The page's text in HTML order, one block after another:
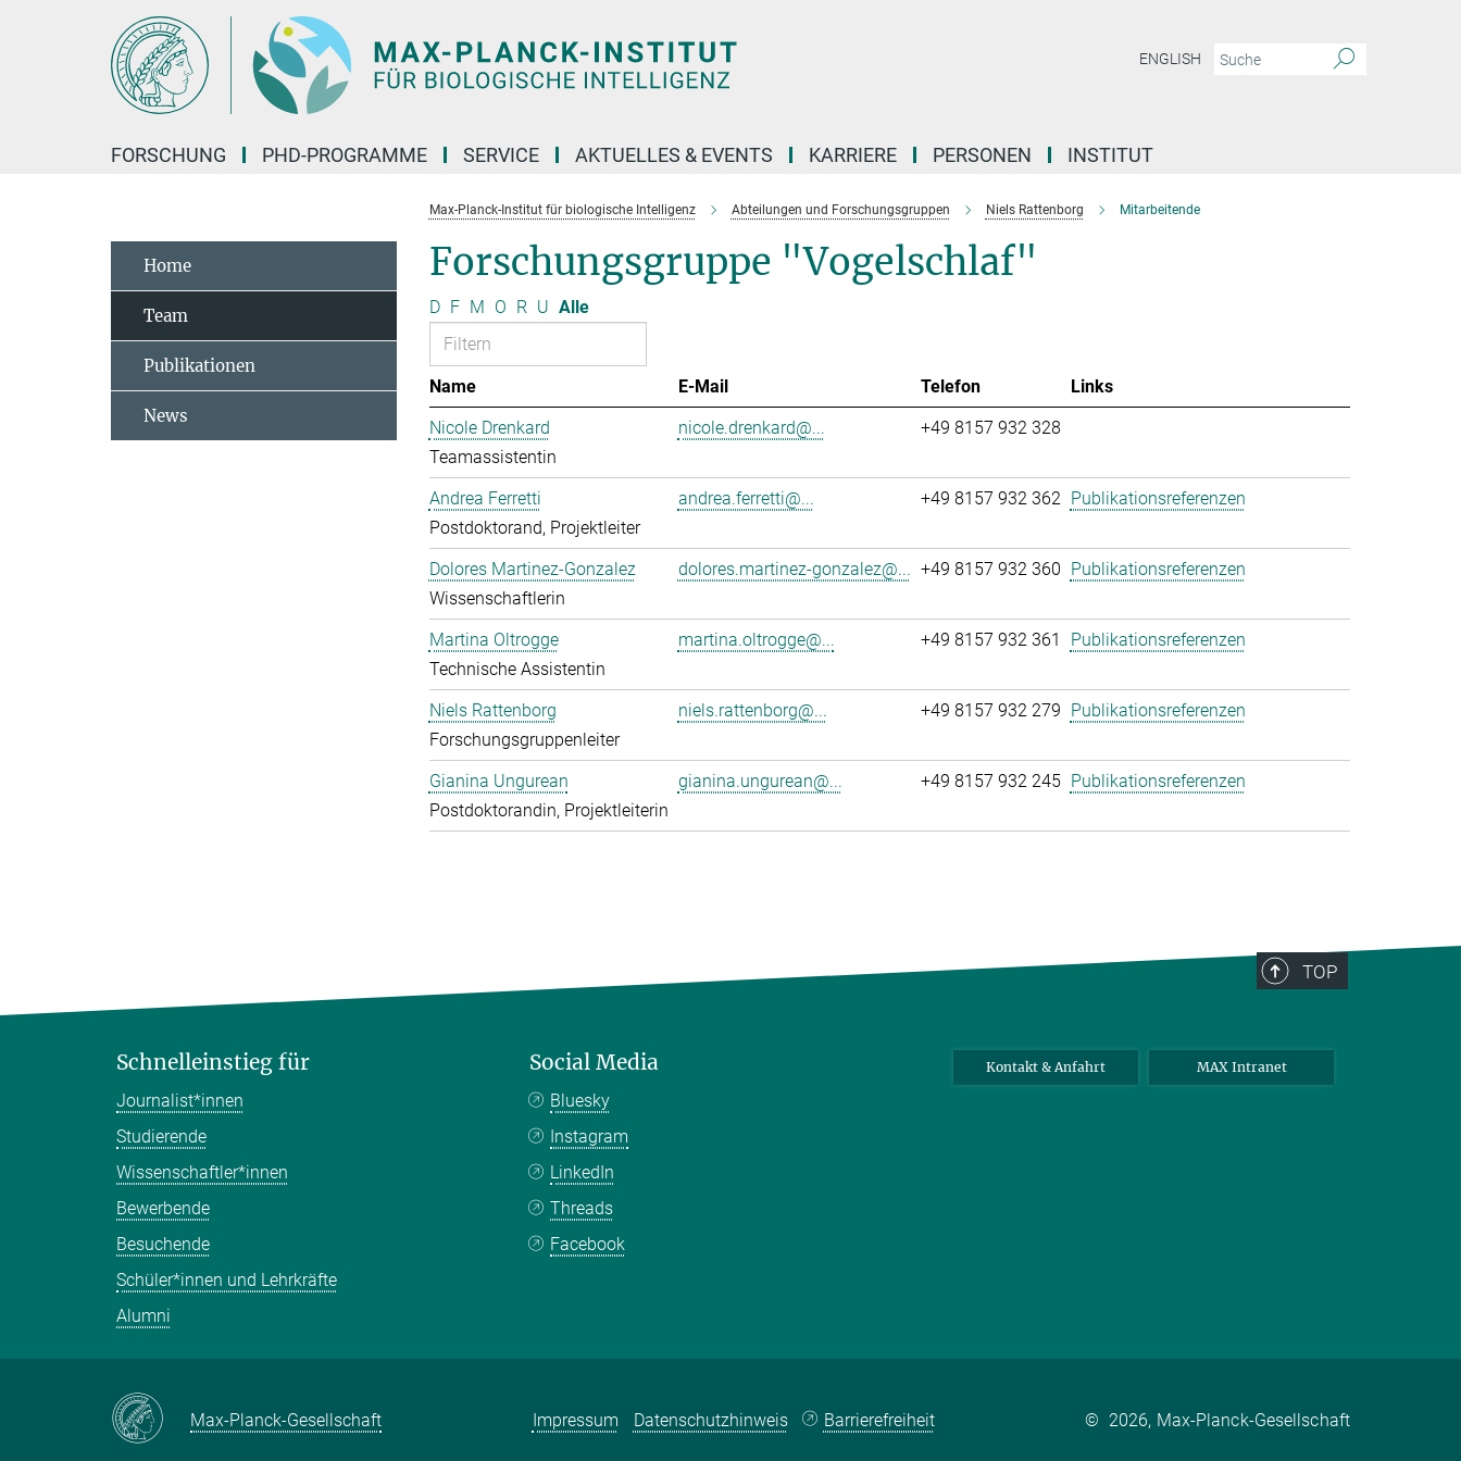
ENGLISH
FORSCHUNG PHD-PROGRAMME SERVICE AKTUELLES & EVENTS KARRIERE PERSONEN INSTITUT
Max-Planck-Institut für biologische Intelligenz Abteilungen und Forschungsgruppen Niels Rattenborg Mitarbeitende
Forschungsgruppe "Vogelschlaf"
D F M O R U Alle
Name E-Mail Telefon
Links
Nicole Drenkard
Teamassistentin
nicole.drenkard@... +49 8157 932 328
Andrea Ferretti
Postdoktorand, Projektleiter
andrea.ferretti@... +49 8157 932 362 Publikationsreferenzen
Dolores Martinez-Gonzalez
Wissenschaftlerin
dolores.martinez-gonzalez@... +49 8157 932 360 Publikationsreferenzen
Martina Oltrogge
Technische Assistentin
martina.oltrogge@... +49 8157 932 361 Publikationsreferenzen
Niels Rattenborg
Forschungsgruppenleiter
niels.rattenborg@... +49 8157 932 279 Publikationsreferenzen
Gianina Ungurean
Postdoktorandin, Projektleiterin
gianina.ungurean@... +49 8157 932 245 Publikationsreferenzen
Home
Team
Publikationen
News
TOP
Schnelleinstieg für
Journalist*innen
Studierende
Wissenschaftler*innen
Bewerbende
Besuchende
Schüler*innen und Lehrkräfte
Alumni
Social Media
Bluesky
Instagram
LinkedIn
Threads
Facebook
Kontakt & Anfahrt MAX Intranet
Max-Planck-Gesellschaft Impressum Datenschutzhinweis Barrierefreiheit © 2026, Max-Planck-Gesellschaft